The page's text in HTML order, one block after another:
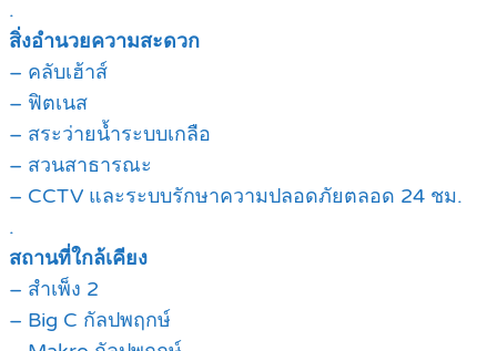
.
สิ่งอำนวยความสะดวก
– คลับเฮ้าส์
– ฟิตเนส
– สระว่ายน้ำระบบเกลือ
– สวนสาธารณะ
– CCTV และระบบรักษาความปลอดภัยตลอด 24 ชม.
.
สถานที่ใกล้เคียง
– สำเพ็ง 2
– Big C กัลปพฤกษ์